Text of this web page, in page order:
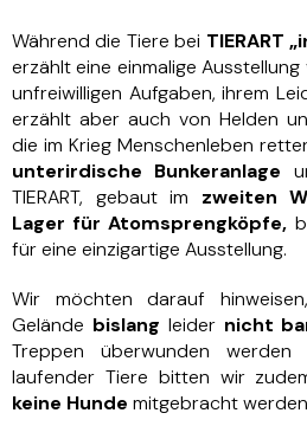
Während die Tiere bei TIERART
erzählt eine einmalige Ausstellung
unfreiwilligen Aufgaben, ihrem
erzählt aber auch von Helden
die im Krieg Menschenleben
unterirdische Bunkeranlage
TIERART, gebaut im zweiten
Lager für Atomsprengköpfe,
für eine einzigartige Ausstellung.
Wir möchten darauf
Gelände bislang leidernicht
Treppen überwunden
laufender Tiere bitten wir
keine Hunde mitgebracht